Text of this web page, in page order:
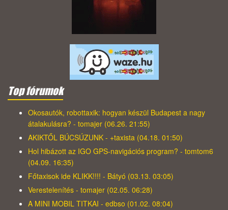
Top fórumok
Okosautók, robottaxik: hogyan készül Budapest a nagy
átalakulásra? - tomajer (06.26. 21:55)
AKIKTŐL BÚCSÚZUNK - +taxista (04.18. 01:50)
Hol hibázott az IGO GPS-navigációs program? - tomtom6
(04.09. 16:35)
Főtaxisok ide KLIKK!!!! - Bátyó (03.13. 03:05)
Verestelenítés - tomajer (02.05. 06:28)
A MINI MOBIL TITKAI - edbso (01.02. 08:04)